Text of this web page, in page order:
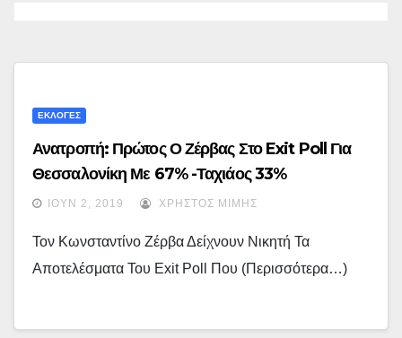
ΕΚΛΟΓΕΣ
Ανατροπή: Πρώτος Ο Ζέρβας Στο Exit Poll Για
Θεσσαλονίκη Με 67% -Ταχιάος 33%
ΙΟΎΝ 2, 2019 ΧΡΉΣΤΟΣ ΜΊΜΗΣ
Τον Κωνσταντίνο Ζέρβα Δείχνουν Νικητή Τα
Αποτελέσματα Του Exit Poll Που (περισσότερα…)